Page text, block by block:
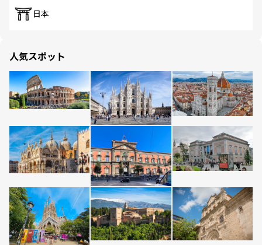
日本
人気スポット